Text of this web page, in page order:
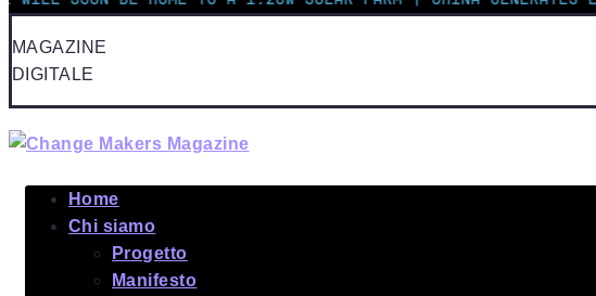
MAGAZINE
DIGITALE
Home
Chi siamo
Progetto
Manifesto